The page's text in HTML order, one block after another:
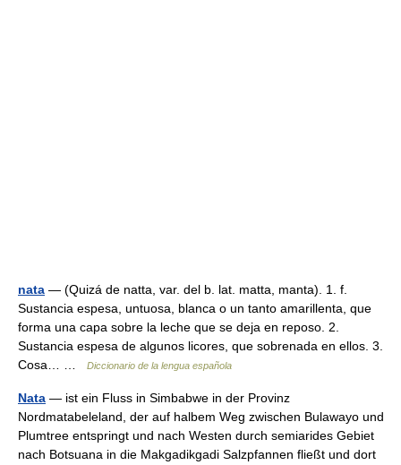
nata — (Quizá de natta, var. del b. lat. matta, manta). 1. f.
Sustancia espesa, untuosa, blanca o un tanto amarillenta, que
forma una capa sobre la leche que se deja en reposo. 2.
Sustancia espesa de algunos licores, que sobrenada en ellos. 3.
Cosa… …
Diccionario de la lengua española
Nata — ist ein Fluss in Simbabwe in der Provinz
Nordmatabeleland, der auf halbem Weg zwischen Bulawayo und
Plumtree entspringt und nach Westen durch semiarides Gebiet
nach Botsuana in die Makgadikgadi Salzpfannen fließt und dort